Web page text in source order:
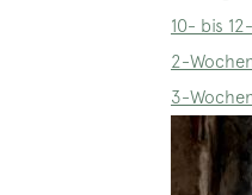
10- bis
2-
3-